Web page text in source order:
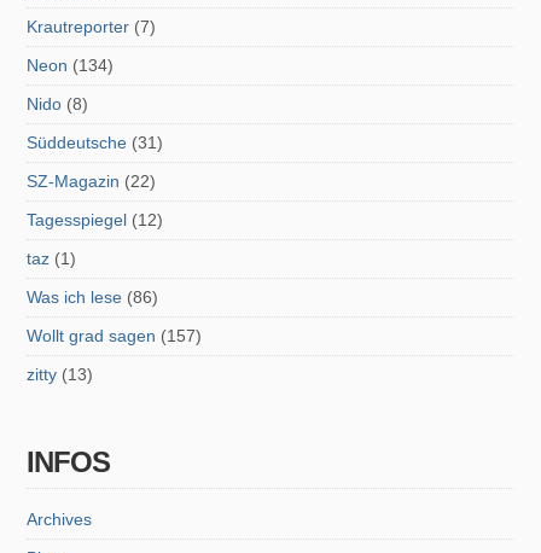
Krautreporter (7)
Neon (134)
Nido (8)
Süddeutsche (31)
SZ-Magazin (22)
Tagesspiegel (12)
taz (1)
Was ich lese (86)
Wollt grad sagen (157)
zitty (13)
INFOS
Archives